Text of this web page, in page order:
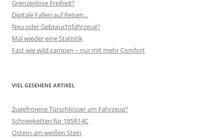
Grenzenlose Freiheit?
Digitale Fallen auf Reisen…
Neu oder Gebrauchtfahrzeug?
Mal wieder eine Statistik
Fast wie wild campen – nur mit mehr Comfort
VIEL GESEHENE ARTIKEL
Zugefrorene Türschlösser am Fahrzeug?
Schneeketten für 185R14C
Ostern am weißen Stein